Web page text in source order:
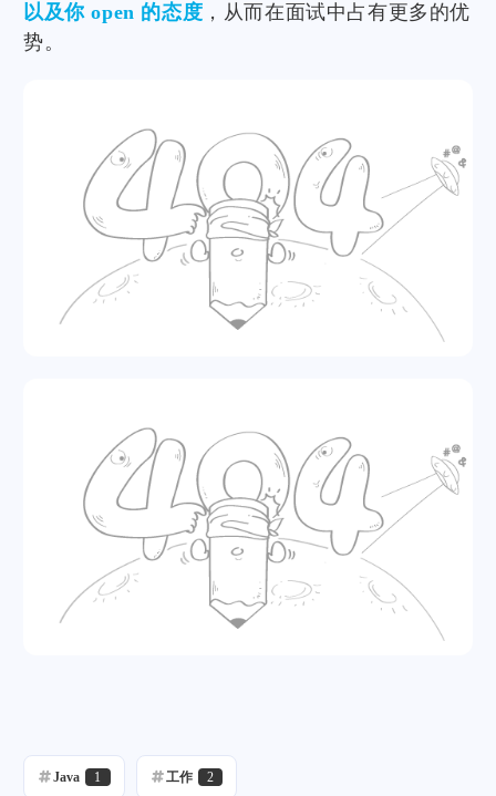
以及你 open 的态度 ，从而在面试中占有更多的优
势。
Java 1 工作 2